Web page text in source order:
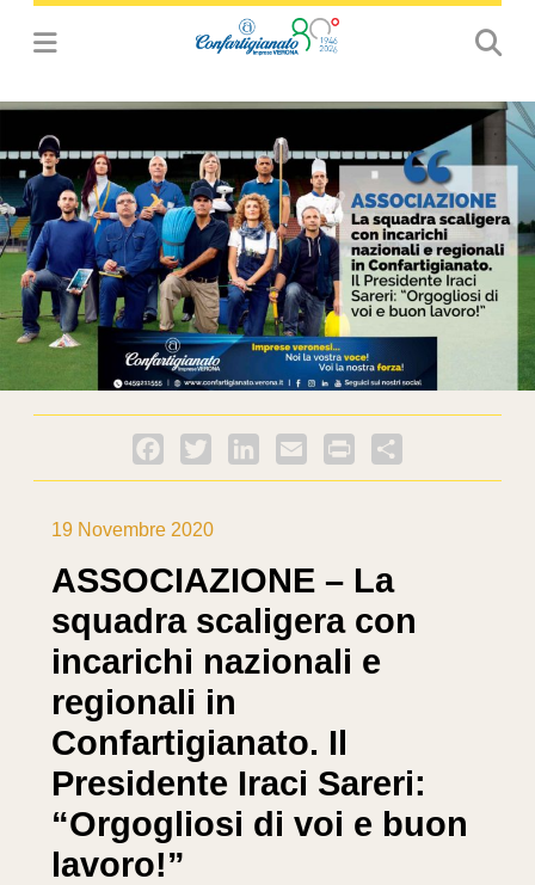
Facebook
Twitter LinkedInEmail PrintFriendly
19 Novembre 2020
ASSOCIAZIONE – La
squadra scaligera con
incarichi nazionali e
regionali in
Confartigianato. Il
Presidente Iraci Sareri:
“Orgogliosi di voi e buon
lavoro!”